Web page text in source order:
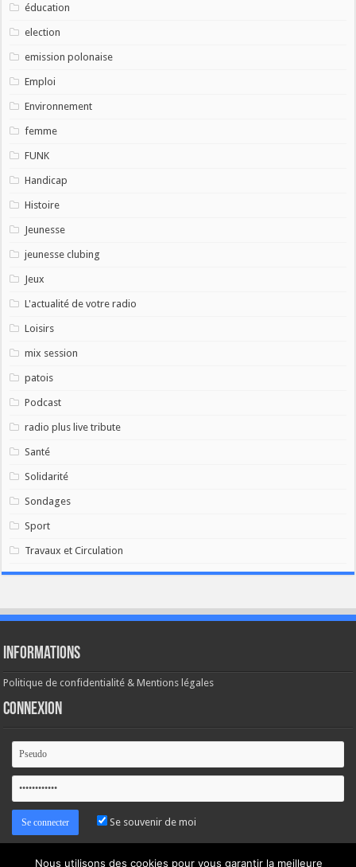
éducation
election
emission polonaise
Emploi
Environnement
femme
FUNK
Handicap
Histoire
Jeunesse
jeunesse clubing
Jeux
L'actualité de votre radio
Loisirs
mix session
patois
Podcast
radio plus live tribute
Santé
Solidarité
Sondages
Sport
Travaux et Circulation
Informations
Politique de confidentialité & Mentions légales
Connexion
Se souvenir de moi
Mot de passe oublié ?
Nous utilisons des cookies pour vous garantir la meilleure